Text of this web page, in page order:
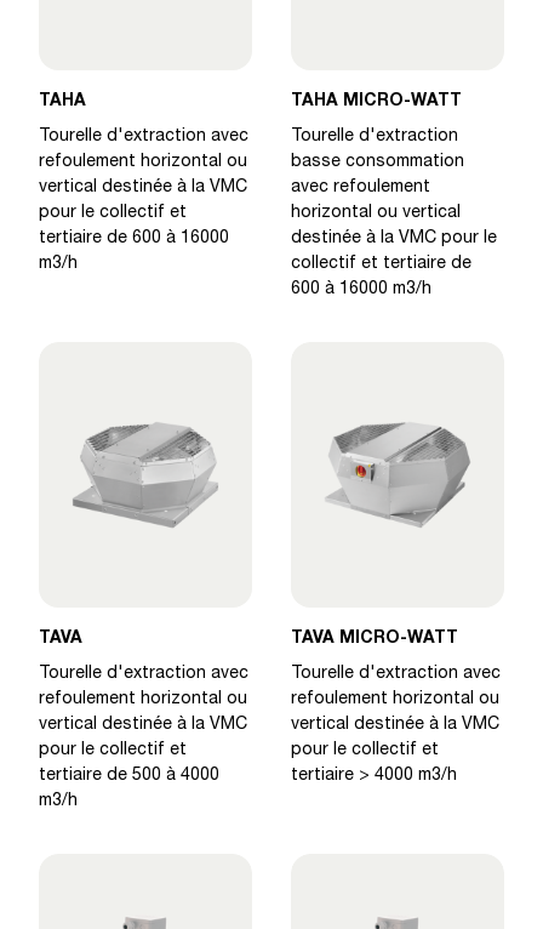
TAHA
Tourelle d'extraction avec
refoulement horizontal ou
vertical destinée à la VMC
pour le collectif et
tertiaire de 600 à 16000
m3/h
TAHA MICRO-WATT
Tourelle d'extraction
basse consommation
avec refoulement
horizontal ou vertical
destinée à la VMC pour le
collectif et tertiaire de
600 à 16000 m3/h
TAVA
Tourelle d'extraction avec
refoulement horizontal ou
vertical destinée à la VMC
pour le collectif et
tertiaire de 500 à 4000
m3/h
TAVA MICRO-WATT
Tourelle d'extraction avec
refoulement horizontal ou
vertical destinée à la VMC
pour le collectif et
tertiaire > 4000 m3/h